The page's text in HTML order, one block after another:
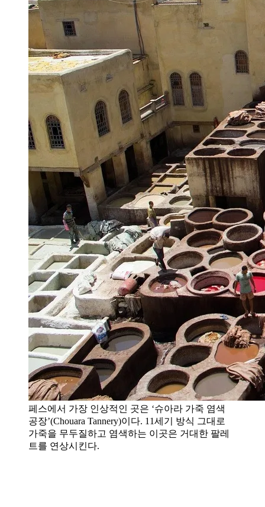
페스에서 가장 인상적인 곳은 ‘슈아라 가죽 염색
공장’(Chouara Tannery)이다. 11세기 방식 그대로
가죽을 무두질하고 염색하는 이곳은 거대한 팔레
트를 연상시킨다.